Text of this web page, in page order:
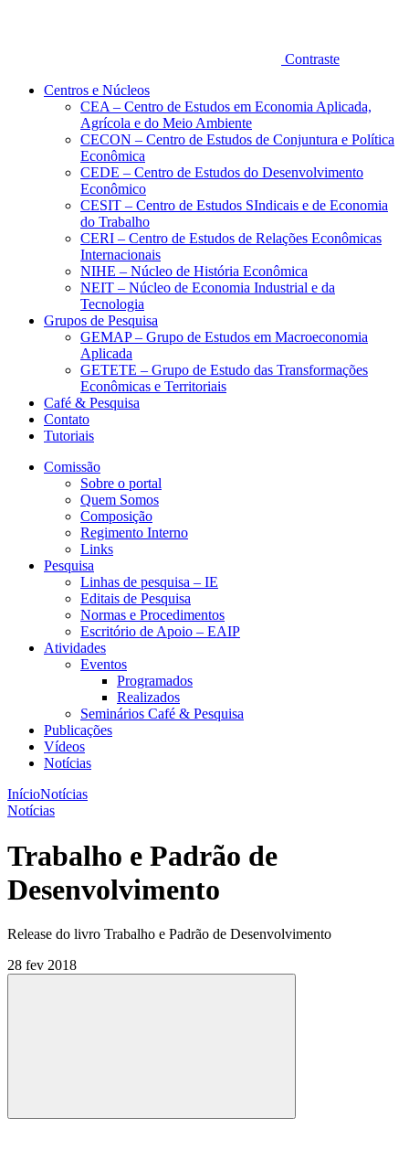
Contraste
Centros e Núcleos
CEA – Centro de Estudos em Economia Aplicada,
Agrícola e do Meio Ambiente
CECON – Centro de Estudos de Conjuntura e Política
Econômica
CEDE – Centro de Estudos do Desenvolvimento
Econômico
CESIT – Centro de Estudos SIndicais e de Economia
do Trabalho
CERI – Centro de Estudos de Relações Econômicas
Internacionais
NIHE – Núcleo de História Econômica
NEIT – Núcleo de Economia Industrial e da
Tecnologia
Grupos de Pesquisa
GEMAP – Grupo de Estudos em Macroeconomia
Aplicada
GETETE – Grupo de Estudo das Transformações
Econômicas e Territoriais
Café & Pesquisa
Contato
Tutoriais
Comissão
Sobre o portal
Quem Somos
Composição
Regimento Interno
Links
Pesquisa
Linhas de pesquisa – IE
Editais de Pesquisa
Normas e Procedimentos
Escritório de Apoio – EAIP
Atividades
Eventos
Programados
Realizados
Seminários Café & Pesquisa
Publicações
Vídeos
Notícias
InícioNotícias
Notícias
Trabalho e Padrão de
Desenvolvimento
Release do livro Trabalho e Padrão de Desenvolvimento
28 fev 2018
Compartilhar